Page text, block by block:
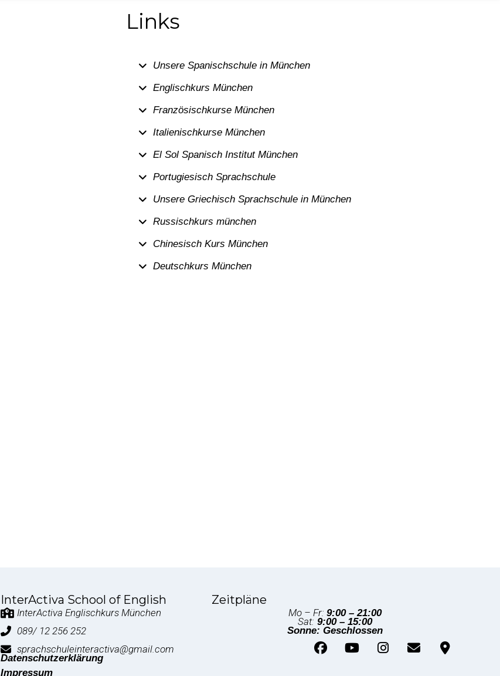
Links
Unsere Spanischschule in München
Englischkurs München
Französischkurse München
Italienischkurse München
El Sol Spanisch Institut München
Portugiesisch Sprachschule
Unsere Griechisch Sprachschule in München
Russischkurs münchen
Chinesisch Kurs München
Deutschkurs München
InterActiva School of English
InterActiva Englischkurs München
089/ 12 256 252
sprachschuleinteractiva@gmail.com
Datenschutzerklärung
Impressum
Zeitpläne
Mo – Fr: 9:00 – 21:00
Sat: 9:00 – 15:00
Sonne: Geschlossen